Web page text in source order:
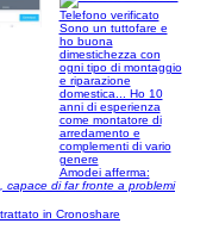
Telefono verificato
Sono un tuttofare e
ho buona
dimestichezza con
ogni tipo di montaggio
e riparazione
domestica... Ho 10
anni di esperienza
come montatore di
arredamento e
complementi di vario
genere
Amodei afferma:
capace di far fronte a problemi
in Cronoshare